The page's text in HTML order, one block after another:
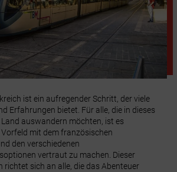
ist ein aufregender Schritt, der viele
Erfahrungen bietet. Für alle, die in dieses
auswandern möchten, ist es
mit dem französischen
den verschiedenen
vertraut zu machen. Dieser
richtet sich an alle, die das Abenteuer